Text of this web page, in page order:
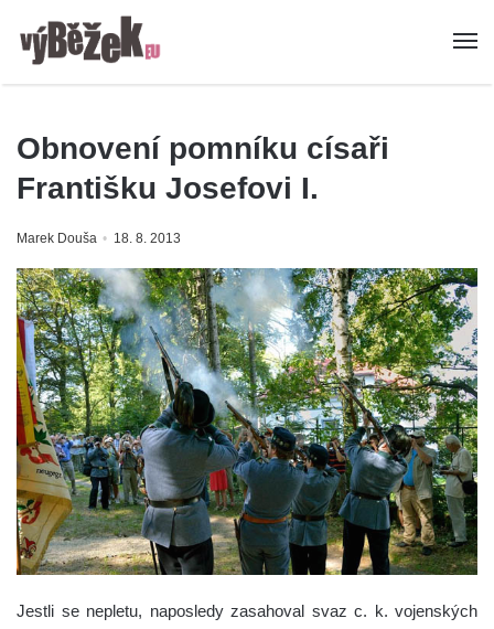
Obnovení pomníku císaři
Františku Josefovi I.
Marek Douša 18. 8. 2013
Jestli se nepletu, naposledy zasahoval svaz c. k. vojenských